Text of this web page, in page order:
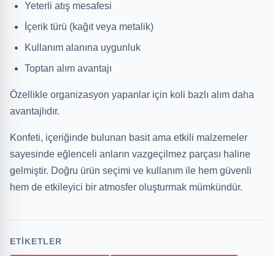
Yeterli atış mesafesi
İçerik türü (kağıt veya metalik)
Kullanım alanına uygunluk
Toptan alım avantajı
Özellikle organizasyon yapanlar için koli bazlı alım daha
avantajlıdır.
Konfeti, içeriğinde bulunan basit ama etkili malzemeler
sayesinde eğlenceli anların vazgeçilmez parçası haline
gelmiştir. Doğru ürün seçimi ve kullanım ile hem güvenli
hem de etkileyici bir atmosfer oluşturmak mümkündür.
ETIKETLER